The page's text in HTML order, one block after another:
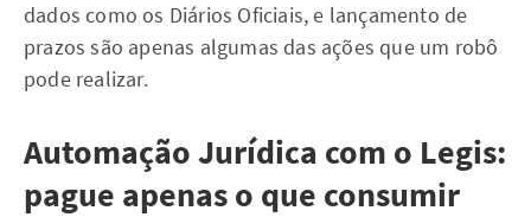
dados como os Diários Oficiais, e lançamento de
prazos são apenas algumas das ações que um robô
pode realizar.
Automação Jurídica com o Legis:
pague apenas o que consumir